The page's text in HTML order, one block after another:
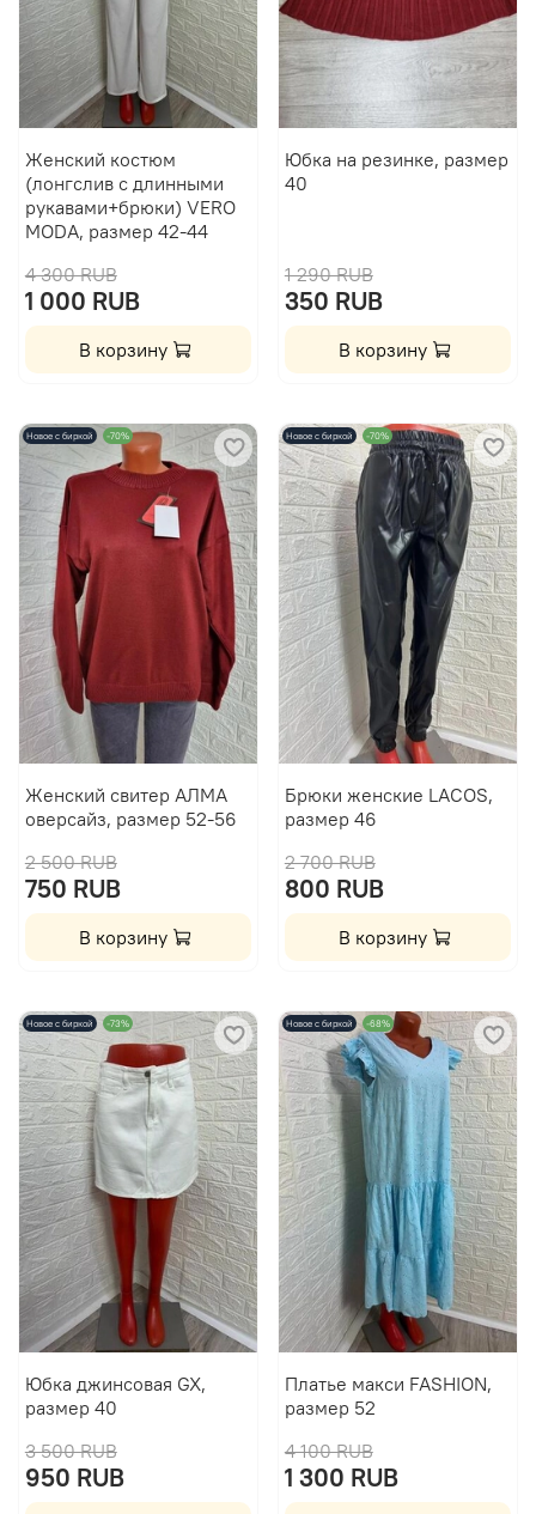
Женский костюм
(лонгслив с длинными
рукавами+брюки) VERO
MODA, размер 42-44
4 300 RUB
1 000 RUB
В корзину
Юбка на резинке, размер
40
1 290 RUB
350 RUB
В корзину
Новое с биркой -70%
Женский свитер АЛМА
оверсайз, размер 52-56
2 500 RUB
750 RUB
В корзину
Новое с биркой -70%
Брюки женские LACOS,
размер 46
2 700 RUB
800 RUB
В корзину
Новое с биркой -73%
Юбка джинсовая GX,
размер 40
3 500 RUB
950 RUB
Новое с биркой -68%
Платье макси FASHION,
размер 52
4 100 RUB
1 300 RUB